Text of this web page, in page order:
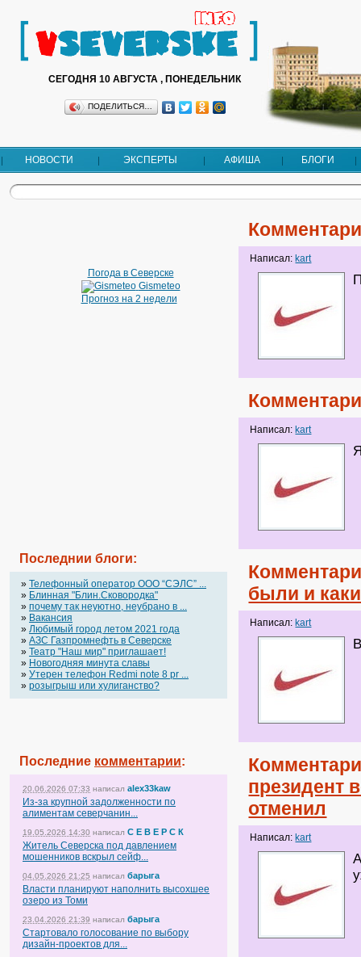
СЕГОДНЯ 10 АВГУСТА , ПОНЕДЕЛЬНИК
ПОДЕЛИТЬСЯ…
НОВОСТИ ЭКСПЕРТЫ АФИША БЛОГИ
Погода в Северске
Gismeteo
Прогноз на 2 недели
Последнии блоги:
» Телефонный оператор OOO “СЭЛС” ...
» Блинная "Блин.Сковородка"
» почему так неуютно, неубрано в ...
» Вакансия
» Любимый город летом 2021 года
» АЗС Газпромнефть в Северске
» Театр "Наш мир" приглашает!
» Новогодняя минута славы
» Утерен телефон Redmi note 8 pr ...
» розыгрыш или хулиганство?
Последние комментарии:
20.06.2026 07:33 написал alex33kaw
Из-за крупной задолженности по
алиментам северчанин...
19.05.2026 14:30 написал С Е В Е Р С К
Житель Северска под давлением
мошенников вскрыл сейф...
04.05.2026 21:25 написал барыга
Власти планируют наполнить высохшее
озеро из Томи
23.04.2026 21:39 написал барыга
Стартовало голосование по выбору
дизайн-проектов для...
Написал: kart
Написал: kart
были и
Написал: kart
президент
отменил
Написал: kart